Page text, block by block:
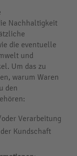
Nachhaltigkeit
die eventuelle
und
Um das zu
warum Waren
den
Verarbeitung
Kundschaft